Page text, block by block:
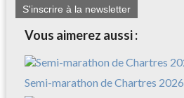
S'inscrire à la newsletter
Vous aimerez aussi :
Semi-marathon de Chartres 2026